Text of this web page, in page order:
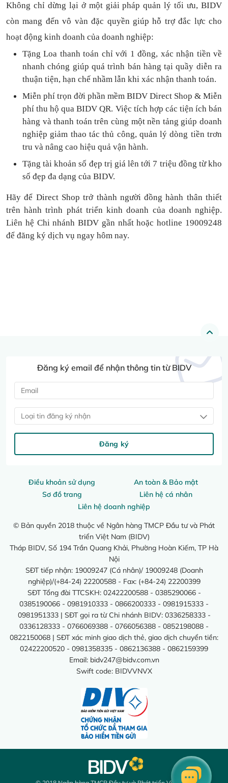
Không chỉ dừng lại ở một giải pháp quản lý tối ưu, BIDV
còn mang đến vô vàn đặc quyền giúp hỗ trợ đắc lực cho
hoạt động kinh doanh của doanh nghiệp:
Tặng Loa thanh toán chỉ với 1đồng, xác nhận tiền về
nhanh chóng giúp quá trình bán hàng tại quầy diễn ra
thuận tiện, hạn chế nhầm lẫn khi xác nhận thanh toán.
Miễn phí trọn đời phần mềm BIDV Direct Shop & Miễn
phí thu hộ qua BIDV QR. Việc tích hợp các tiện ích bán
hàng và thanh toántrên cùng một nền tảng giúp doanh
nghiệp giảm thao tác thủ công, quản lý dòng tiền trơn
tru và nâng cao hiệu quả vận hành.
Tặngtài khoản số đẹp trị giá lên tới 7 triệu đồng từ kho
số đẹp đa dạng của BIDV.
Hãy để Direct Shop trở thành người đồng hành thân thiết
trên hành trình phát triển kinh doanh của doanh nghiệp.
Liên hệ Chi nhánh BIDV gần nhất hoặc hotline 19009248
để đăng ký dịch vụ ngay hôm nay.
Điều khoản sử dụng
An toàn & Bảo mật
Sơ đồ trang
Liên hệ cá nhân
Liên hệ doanh nghiệp
© Bản quyền 2018 thuộc về Ngân hàng TMCP Đầu tư và Phát
triển Việt Nam (BIDV)
Tháp BIDV, Số 194 Trần Quang Khải, Phường Hoàn Kiếm, TP Hà
Nội
SĐT tiếp nhận: 19009247 (Cá nhân)/ 19009248 (Doanh
nghiệp)/(+84-24) 22200588 - Fax: (+84-24) 22200399
SĐT Tổng đài TTCSKH: 02422200588 - 0385290066 -
0385190066 - 0981910333 - 0866200333 - 0981915333 -
0981951333 | SĐT gọi ra từ Chi nhánh BIDV: 0336258333 -
0336128333 - 0766069388 - 0766056388 - 0852198088 -
0822150068 | SĐT xác minh giao dịch thẻ, giao dịch chuyển tiền:
02422200520 - 0981358335 - 0862136388 - 0862159399
Email: bidv247@bidv.com.vn
Swift code: BIDVVNVX
Đăng ký email để nhận thông tin từ BIDV
Loại tin đăng ký nhận
Đăng ký